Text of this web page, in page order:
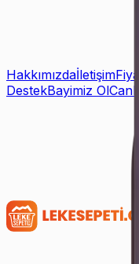
Hakkımızdaİletişim
DestekBayimiz Ol